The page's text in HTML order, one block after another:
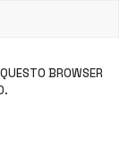
BROWSER